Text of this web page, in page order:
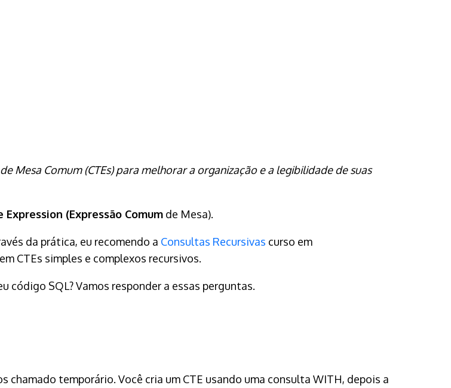
Mesa Comum (CTEs) para melhorar a organização e a legibilidade de suas
Expression (Expressão Comum de Mesa).
da prática, eu recomendo a Consultas Recursivas curso em
CTEs simples e complexos recursivos.
código SQL? Vamos responder a essas perguntas.
chamado temporário. Você cria um CTE usando uma consulta WITH, depois a